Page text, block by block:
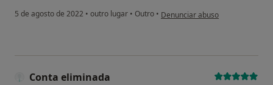
5 de agosto de 2022 • outro lugar • Outro • na opinião do utilizador Ana
Denunciar abuso
Conta eliminada